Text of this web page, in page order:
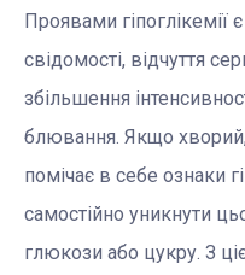
Проявами гіпоглікемії є
свідомості, відчуття
збільшення
блювання. Якщо хворий,
помічає в себе ознаки
самостійно уникнути
глюкози або цукру. З